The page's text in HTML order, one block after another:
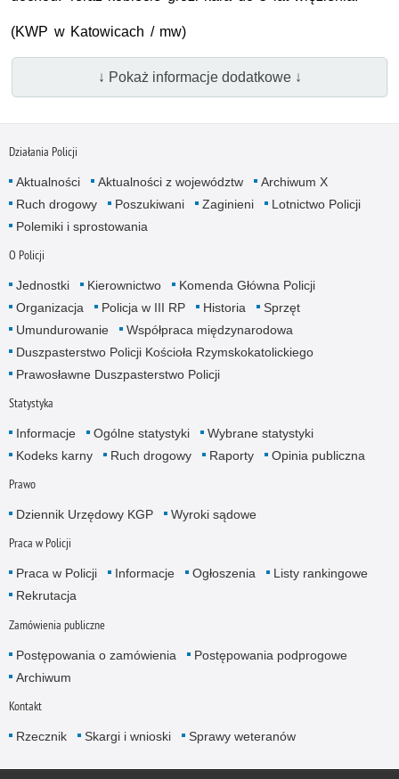
(KWP w Katowicach / mw)
↓ Pokaż informacje dodatkowe ↓
Działania Policji
Aktualności Aktualności z województw
Archiwum X
Ruch drogowy
Poszukiwani Zaginieni
Lotnictwo Policji
Polemiki i sprostowania
O Policji
Jednostki Kierownictwo
Komenda Główna Policji
Organizacja
Policja w III RP Historia
Sprzęt
Umundurowanie
Współpraca międzynarodowa
Duszpasterstwo Policji Kościoła Rzymskokatolickiego
Prawosławne Duszpasterstwo Policji
Statystyka
Informacje Ogólne statystyki
Wybrane statystyki
Kodeks karny
Ruch drogowy Raporty Opinia publiczna
Prawo
Dziennik Urzędowy KGP Wyroki sądowe
Praca w Policji
Praca w Policji Informacje Ogłoszenia
Listy rankingowe
Rekrutacja
Zamówienia publiczne
Postępowania o zamówienia
Postępowania podprogowe
Archiwum
Kontakt
Rzecznik Skargi i wnioski Sprawy weteranów